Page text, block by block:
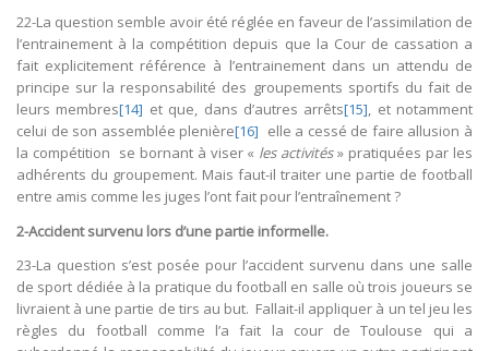
22-La question semble avoir été réglée en faveur de l’assimilation de
l’entrainement à la compétition depuis que la Cour de cassation a
fait explicitement référence à l’entrainement dans un attendu de
principe sur la responsabilité des groupements sportifs du fait de
leurs membres[14] et que, dans d’autres arrêts[15], et notamment
celui de son assemblée plenière[16] elle a cessé de faire allusion à
la compétition se bornant à viser « les activités» pratiquées par les
adhérents du groupement. Mais faut-il traiter une partie de football
entre amis comme les juges l’ont fait pour l’entraînement ?
2-Accident survenu lors d’une partie informelle.
23-La question s’est posée pour l’accident survenu dans une salle
de sport dédiée à la pratique du football en salle où trois joueurs se
livraient à une partie de tirs au but. Fallait-il appliquer à un tel jeu les
règles du football comme l’a fait la cour de Toulouse qui a